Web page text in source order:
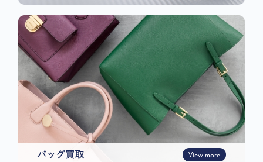
バッグ買取 View more